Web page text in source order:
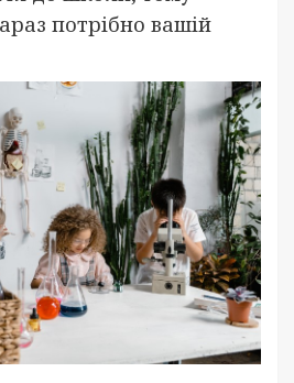
потрібно вашій